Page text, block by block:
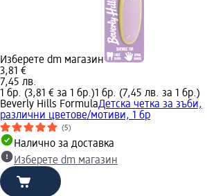
Изберете dm магазин
3,81 €
7,45 лв.
1 бр. (3,81 € за 1 бр.)1 бр. (7,45 лв. за 1 бр.)
Beverly Hills FormulaДетска четка за зъби,
различни цветове/мотиви, 1 бр
(5)
Налично за доставка
Изберете dm магазин